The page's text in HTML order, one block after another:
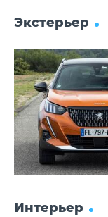
Экстерьер
Интерьер